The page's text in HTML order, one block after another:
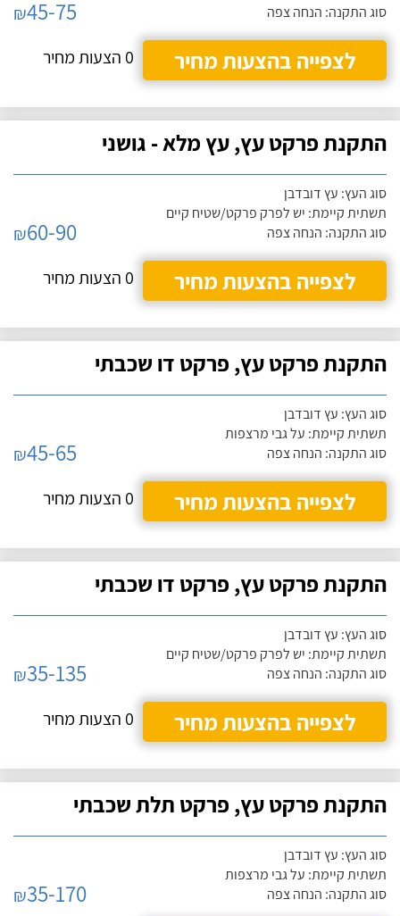
סוג התקנה: הנחה צפה
₪45-75
לצפייה בהצעות מחיר
0 הצעות מחיר
התקנת פרקט עץ, עץ מלא - גושני
סוג העץ: עץ דובדבן
תשתית קיימת: יש לפרק פרקט/שטיח קיים
סוג התקנה: הנחה צפה
₪60-90
לצפייה בהצעות מחיר
0 הצעות מחיר
התקנת פרקט עץ, פרקט דו שכבתי
סוג העץ: עץ דובדבן
תשתית קיימת: על גבי מרצפות
סוג התקנה: הנחה צפה
₪45-65
לצפייה בהצעות מחיר
0 הצעות מחיר
התקנת פרקט עץ, פרקט דו שכבתי
סוג העץ: עץ דובדבן
תשתית קיימת: יש לפרק פרקט/שטיח קיים
סוג התקנה: הנחה צפה
₪35-135
לצפייה בהצעות מחיר
0 הצעות מחיר
התקנת פרקט עץ, פרקט תלת שכבתי
סוג העץ: עץ דובדבן
תשתית קיימת: על גבי מרצפות
סוג התקנה: הנחה צפה
₪35-170